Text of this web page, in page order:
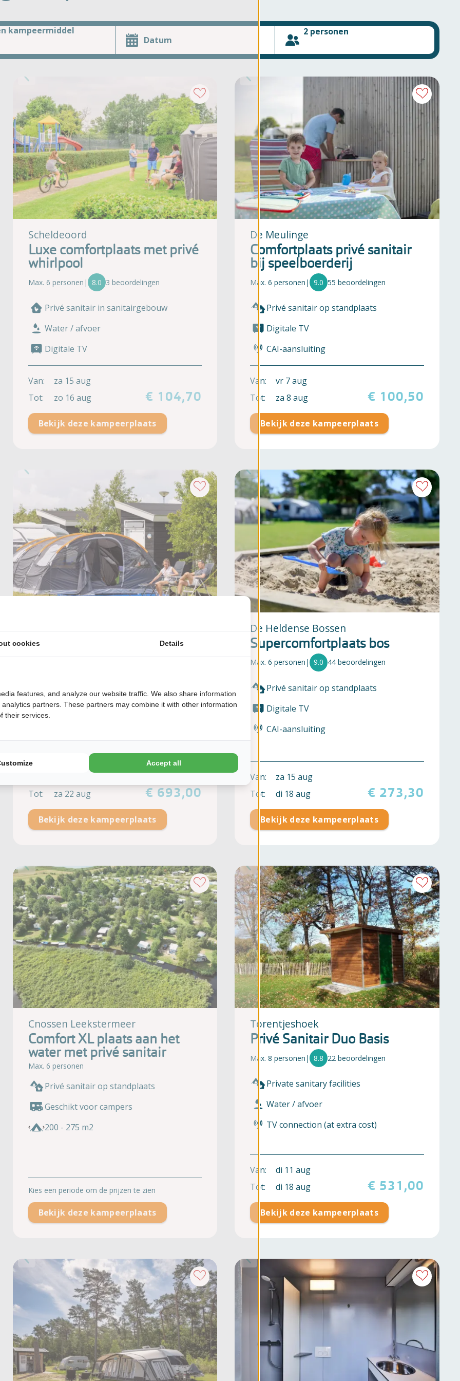
kampeermiddel 2 personen
Scheldeoord
Luxe comfortplaats met privé
whirlpool
Max. 6 personen | 8.0 3 beoordelingen
Privé sanitair in sanitairgebouw
Water / afvoer
Digitale TV
Van:
za 15 aug
Tot:
zo 16 aug € 104,70
Bekijk deze kampeerplaats
De Meulinge
Comfortplaats privé sanitair
bij speelboerderij
Max. 6 personen | 9.0 55 beoordelingen
Privé sanitair op standplaats
Digitale TV
CAI-aansluiting
Van:
vr 7 aug
Tot:
za 8 aug € 100,50
Bekijk deze kampeerplaats
Tempelhof
Comfortplaats met privé
sanitair
Privé sanitair
80 - 100 m2
Tot:
za 22 aug € 693,00
Bekijk deze kampeerplaats
De Heldense Bossen
Supercomfortplaats bos
Max. 6 personen | 9.0 44 beoordelingen
Privé sanitair op standplaats
Digitale TV
CAI-aansluiting
Van:
za 15 aug
Tot:
di 18 aug € 273,30
Bekijk deze kampeerplaats
Cnossen Leekstermeer
Comfort XL plaats aan het
water met privé sanitair
Max. 6 personen
Privé sanitair op standplaats
Geschikt voor campers
200 - 275 m2
Bekijk deze kampeerplaats
Torentjeshoek
Privé Sanitair Duo Basis
Max. 8 personen | 8.8 22 beoordelingen
Private sanitary facilities
Water / afvoer
TV connection (at extra cost)
Van:
di 11 aug
Tot:
di 18 aug € 531,00
Bekijk deze kampeerplaats
cookies Details
features, and analyze our website traffic. We also share information
partners. These partners may combine it with other information
their services.
Accept all